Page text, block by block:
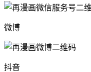
微博
抖音